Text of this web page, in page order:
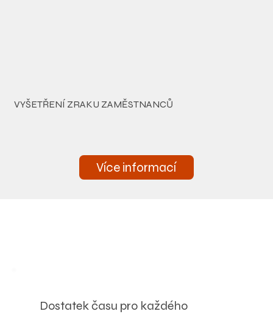
Dostatek času pro každého
VYŠETŘENÍ ZRAKU ZAMĚSTNANCŮ
Více informací